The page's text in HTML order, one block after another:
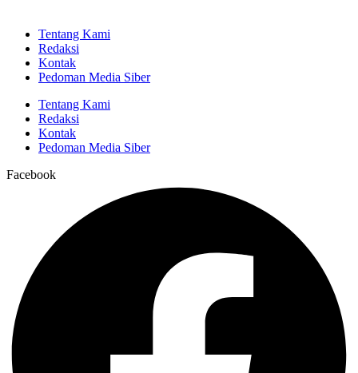
Tentang Kami
Redaksi
Kontak
Pedoman Media Siber
Tentang Kami
Redaksi
Kontak
Pedoman Media Siber
Facebook